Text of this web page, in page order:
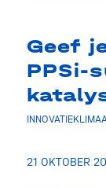
Geef
PPSi-
21 OKTOBER